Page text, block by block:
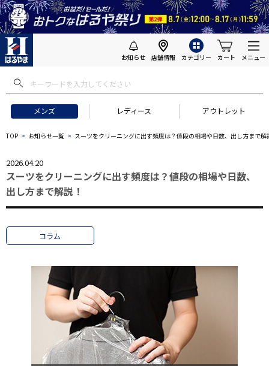
お知らせ 店舗情報 カテゴリー カート メニュー
メンズ レディース アウトレット
TOP お知らせ一覧 スーツをクリーニングに出す頻度は？値段の相場や日数、出し方まで解
2026.04.20
スーツをクリーニングに出す頻度は？値段の相場や日数、
出し方まで解説！
コラム